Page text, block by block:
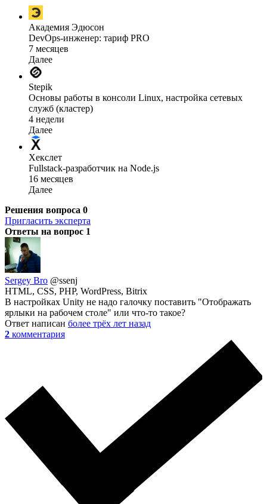
Академия Эдюсон
DevOps-инженер: тариф PRO
7 месяцев
Далее
Stepik
Основы работы в консоли Linux, настройка сетевых
служб (кластер)
4 недели
Далее
Хекслет
Fullstack-разработчик на Node.js
16 месяцев
Далее
Решения вопроса 0
Пригласить эксперта
Ответы на вопрос 1
Sergey Bro @ssenj
HTML, CSS, PHP, WordPress, Bitrix
В настройках Unity не надо галочку поставить "Отображать
ярлыки на рабочем столе" или что-то такое?
Ответ написан более трёх лет назад
2 комментария